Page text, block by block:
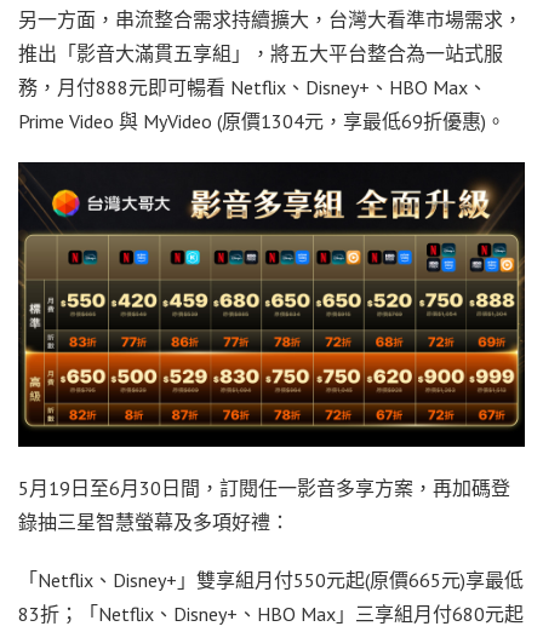
另一方面，串流整合需求持續擴大，台灣大看準市場需求，
推出「影音大滿貫五享組」，將五大平台整合為一站式服
務，月付888元即可暢看 Netflix、Disney+、HBO Max、
Prime Video 與 MyVideo (原價1304元，享最低69折優惠)。
5月19日至6月30日間，訂閱任一影音多享方案，再加碼登
錄抽三星智慧螢幕及多項好禮：
「Netflix、Disney+」雙享組月付550元起(原價665元)享最低
83折；「Netflix、Disney+、HBO Max」三享組月付680元起